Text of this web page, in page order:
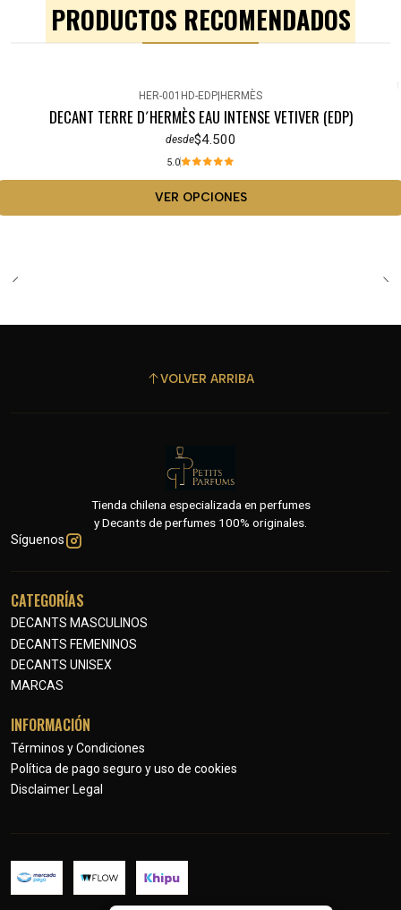
PRODUCTOS RECOMENDADOS
HER-001HD-EDP HERMÈS
DECANT TERRE D´HERMÈS EAU INTENSE VETIVER (EDP)
desde$4.500
5.0
VER OPCIONES
VOLVER ARRIBA
Tienda chilena especializada en perfumes
y Decants de perfumes 100% originales.
Síguenos
CATEGORÍAS
DECANTS MASCULINOS
DECANTS FEMENINOS
DECANTS UNISEX
MARCAS
INFORMACIÓN
Términos y Condiciones
Política de pago seguro y uso de cookies
Disclaimer Legal